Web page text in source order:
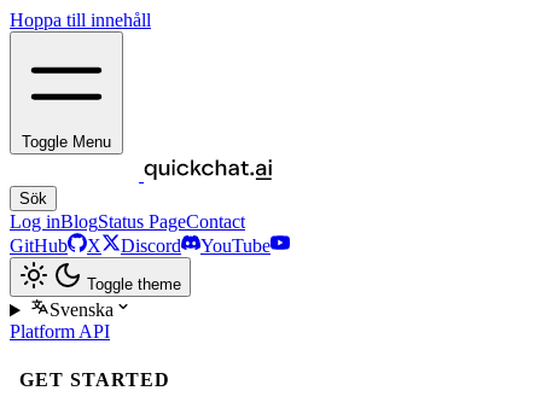
Hoppa till innehåll
Toggle Menu
Sök
Log inBlogStatus PageContact
GitHub
X Discord YouTube
Toggle theme
Svenska
Platform API
GET STARTED